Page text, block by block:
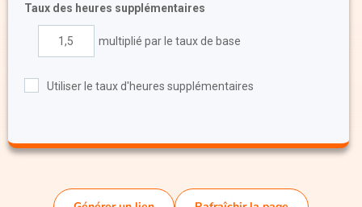
Taux des heures supplémentaires
multiplié par le taux de base
Utiliser le taux d'heures supplémentaires